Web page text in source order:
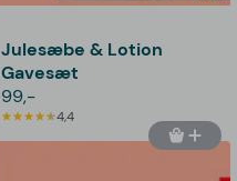
Julesæbe & Lotion
Gavesæt
99,-
4,4